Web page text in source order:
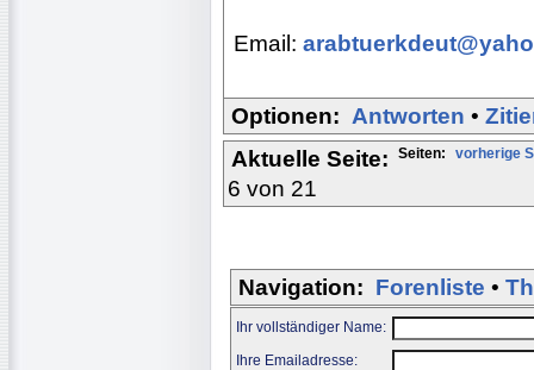
Email:
Optionen: Antworten •
Seiten: vorherige
Aktuelle Seite:
6 von 21
Navigation: Forenliste •
Ihr vollständiger Name:
Ihre Emailadresse: